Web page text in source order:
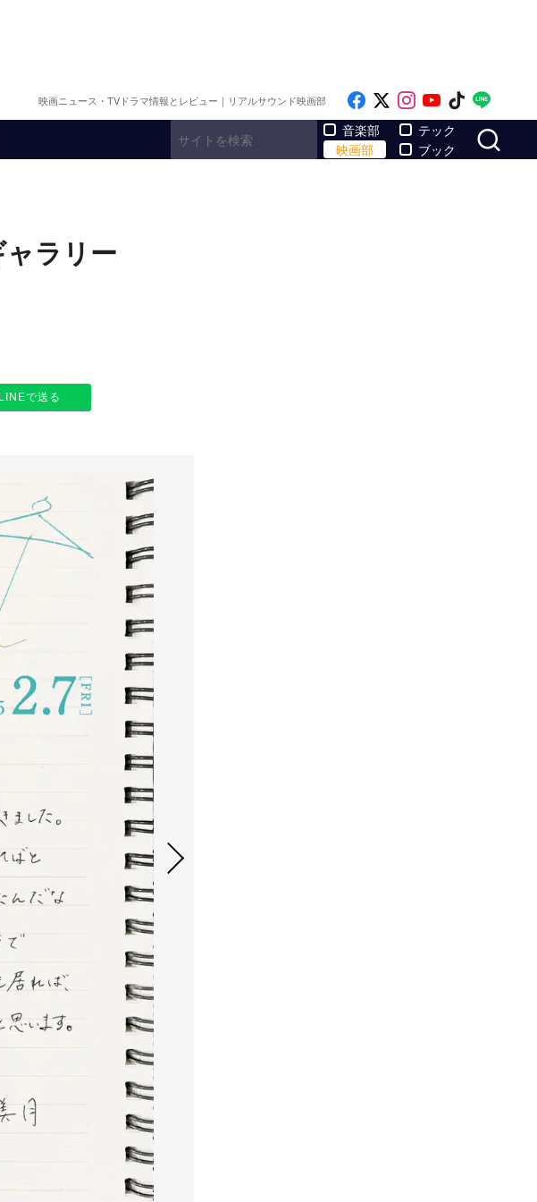
映画ニュース・TVドラマ情報とレビュー｜リアルサウンド映画部 Like on Facebook
Follow on x
Follow on
Follow on
Follow
音楽部
映画部
テック
ブック
ラリー
LINEで送る